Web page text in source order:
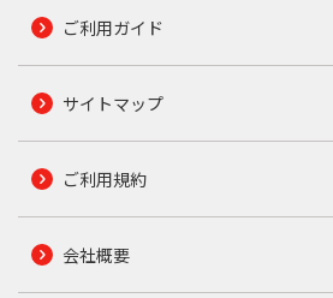
ご利用ガイド
サイトマップ
ご利用規約
会社概要